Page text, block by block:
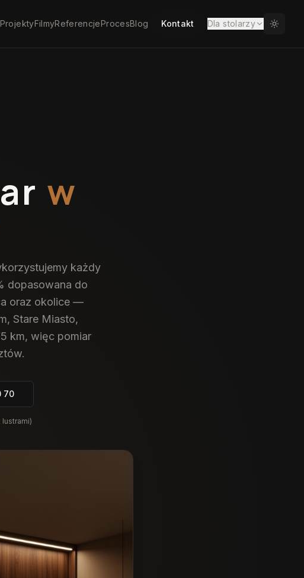
ProjektyFilmyReferencjeProcesBlog Kontakt Dla stolarzy
w
każdy
dopasowana do
oraz okolice —
Stare Miasto,
km, więc pomiar
70
lustrami)